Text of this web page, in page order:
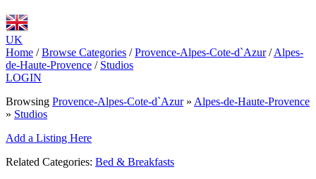
UK
Home / Browse Categories / Provence-Alpes-Cote-d`Azur / Alpes-
de-Haute-Provence / Studios
LOGIN
Browsing Provence-Alpes-Cote-d`Azur» Alpes-de-Haute-Provence
» Studios
Add a Listing Here
Related Categories: Bed & Breakfasts